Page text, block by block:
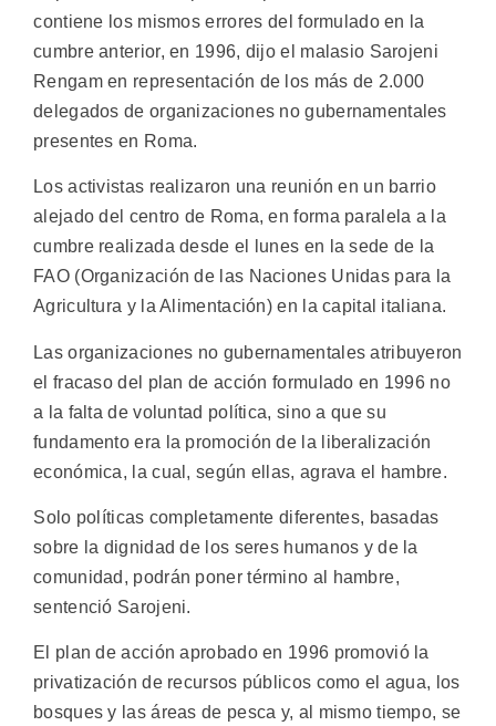
contiene los mismos errores del formulado en la
cumbre anterior, en 1996, dijo el malasio Sarojeni
Rengam en representación de los más de 2.000
delegados de organizaciones no gubernamentales
presentes en Roma.
Los activistas realizaron una reunión en un barrio
alejado del centro de Roma, en forma paralela a la
cumbre realizada desde el lunes en la sede de la
FAO (Organización de las Naciones Unidas para la
Agricultura y la Alimentación) en la capital italiana.
Las organizaciones no gubernamentales atribuyeron
el fracaso del plan de acción formulado en 1996 no
a la falta de voluntad política, sino a que su
fundamento era la promoción de la liberalización
económica, la cual, según ellas, agrava el hambre.
Solo políticas completamente diferentes, basadas
sobre la dignidad de los seres humanos y de la
comunidad, podrán poner término al hambre,
sentenció Sarojeni.
El plan de acción aprobado en 1996 promovió la
privatización de recursos públicos como el agua, los
bosques y las áreas de pesca y, al mismo tiempo, se